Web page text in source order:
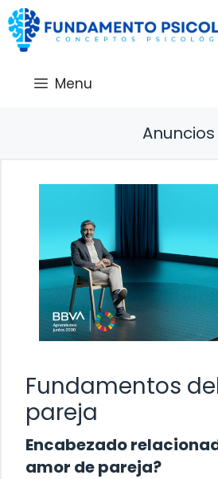
Saltar
al
contenido
Menu
Anuncios
Fundamentos
pareja
Encabezado
amor de pareja?